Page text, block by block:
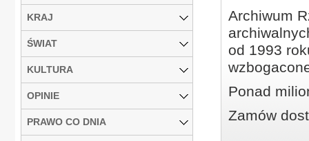
Archiwum
od 1993
Ponad
Zamów
KRAJ
ŚWIAT
KULTURA
OPINIE
PRAWO CO DNIA